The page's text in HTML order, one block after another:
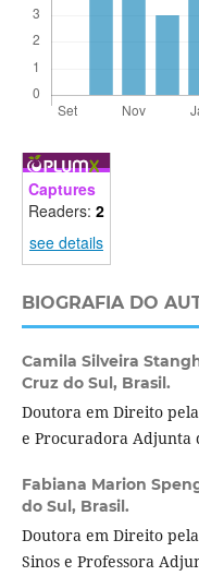
Captures
Readers: 2
see details
BIOGRAFIA DO
Camila Silveira
Cruz do Sul, Brasil.
Doutora em Direito
e Procuradora Adjunta
Fabiana Marion
do Sul, Brasil.
Doutora em Direito
Sinos e Professora